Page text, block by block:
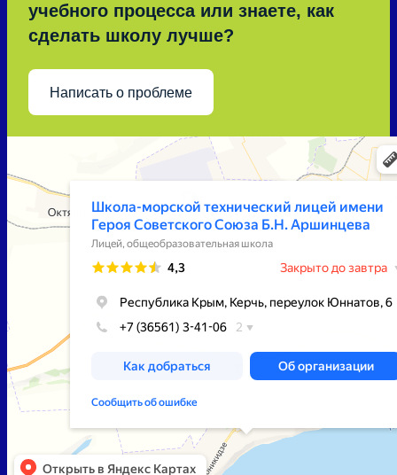
учебного процесса или знаете, как
сделать школу лучше?
Написать о проблеме